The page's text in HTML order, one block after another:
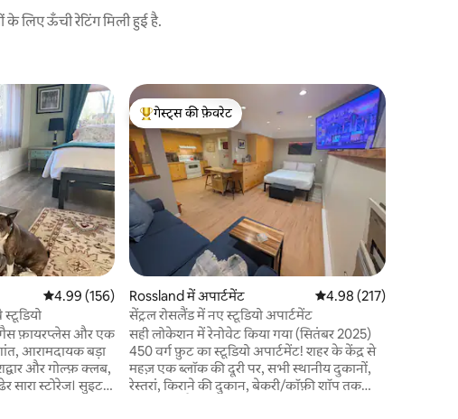
लिए ऊँची रेटिंग मिली हुई है.
औसत रेटिंग 5 में से 4.99, 156 समीक्षाएँ
4.99 (156)
फ़ायरप्लेस और एक
आरामदायक बड़ा
और गोल्फ़ क्लब,
स्टोरेज। सुइट
गेस्ट्स का टॉप फ़ेवरेट
गेस्ट्स की फ़ेवरेट
Rossland में अपार्टमेंट औसत रेटिंग 5 में से 4.98,
4.98 (217)
सेंट्रल रोसलैंड में नए स्टूडियो अपार्टमेंट
सही लोकेशन में रेनोवेट किया गया (सितंबर 2025)
450 वर्ग फ़ुट का स्टूडियो अपार्टमेंट! शहर के केंद्र से
महज़ एक ब्लॉक की दूरी पर, सभी स्थानीय दुकानों,
रेस्तरां, किराने की दुकान, बेकरी/कॉफ़ी शॉप तक